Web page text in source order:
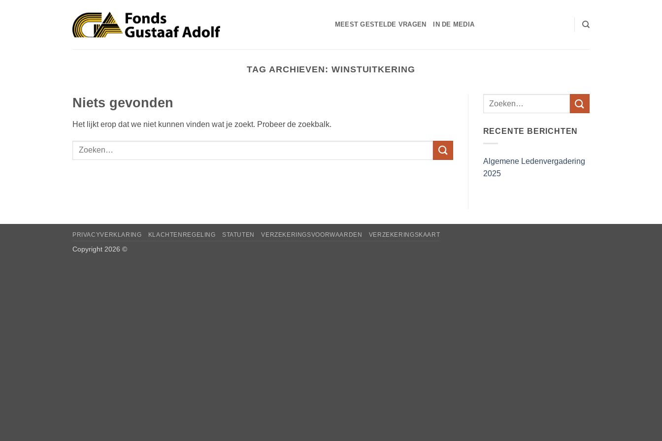
MEEST GESTELDE VRAGEN IN DE MEDIA
TAG ARCHIEVEN: WINSTUITKERING
Niets gevonden
Het lijkt erop dat we niet kunnen vinden wat je zoekt. Probeer de zoekbalk.
RECENTE BERICHTEN
Algemene Ledenvergadering
2025
PRIVACYVERKLARING KLACHTENREGELING STATUTEN VERZEKERINGSVOORWAARDEN VERZEKERINGSKAART
Copyright 2026 ©